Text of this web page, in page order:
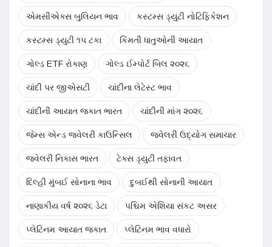
એમસીએક્સ બુલિયન ભાવ કસ્ટમ્સ ડ્યુટી નોટિફિકેશન
કસ્ટમ્સ ડ્યુટી ૧૫ ટકા કિંમતી ધાતુઓની આયાત
ગોલ્ડ ETF રોકાણ ગોલ્ડ ઈમ્પોર્ટ બિલ ૨૦૨૬
ચાંદી પર જીએસટી ચાંદીના લેટેસ્ટ ભાવ
ચાંદીની આયાત જકાત ભારત ચાંદીની માંગ ૨૦૨૬
જેમ્સ એન્ડ જ્વેલરી કાઉન્સિલ જ્વેલરી ઉદ્યોગ સમાચાર
જ્વેલરી નિકાસ ભારત ટેક્સ ડ્યુટી તફાવત
દિલ્હી મુંબઈ સોનાના ભાવ દુબઈથી સોનાની આયાત
નાણાકીય વર્ષ ૨૦૨૬ ડેટા પશ્ચિમ એશિયા સંકટ અસર
પ્લેટિનમ આયાત જકાત પ્લેટિનમ ભાવ વધારો